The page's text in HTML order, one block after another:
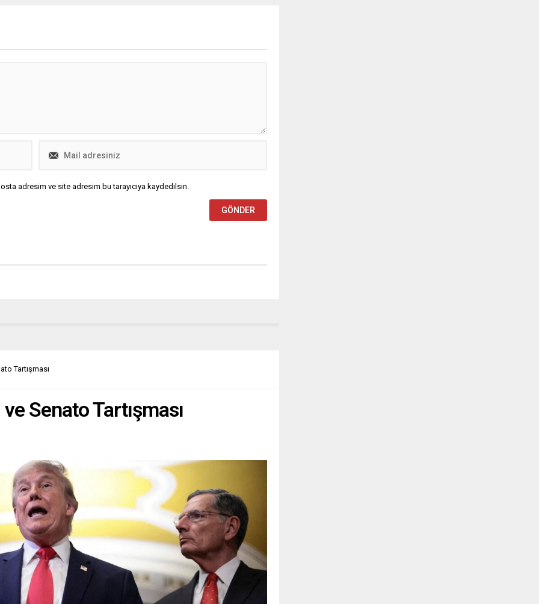
Kent genelinde etkili
Meloni’nin kızı Ginevra kameraların
adresim ve site adresim bu tarayıcıya kaydedilsin.
Tartışması
Senato Tartışması